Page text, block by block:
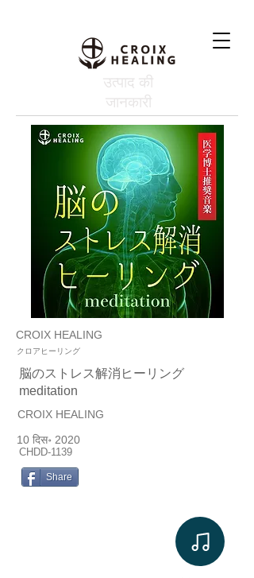
उत्पाद की
जानकारी
CROIX HEALING
クロアヒーリング
脳のストレス解消ヒーリング
meditation
CROIX HEALING
10 दिस॰ 2020
CHDD-1139
Share